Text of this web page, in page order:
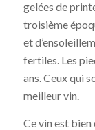
gelées de
troisième
et
fertiles. Les
ans. Ceux qui
meilleur vin.
Ce vin est bien